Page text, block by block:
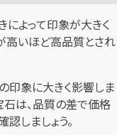
によって印象が大きく
高いほど高品質とされ
印象に大きく影響しま
石は、品質の差で価格
しましょう。